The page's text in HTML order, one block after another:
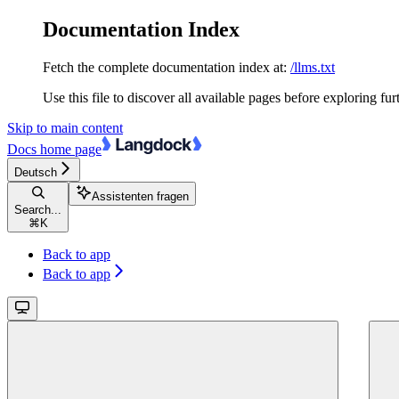
Documentation Index
Fetch the complete documentation index at: /llms.txt
Use this file to discover all available pages before exploring
Skip to main content
Docs home page
Deutsch
Search...
⌘ K
Assistenten fragen
Back to app
Back to app